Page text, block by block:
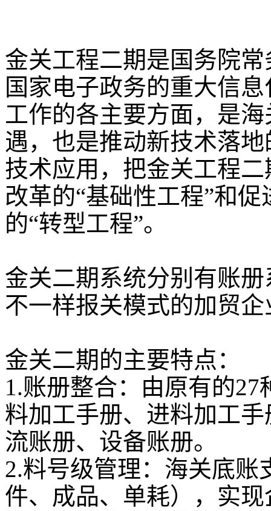
金关工程二期是国务院
国家电子政务的重大信
工作的各主要方面，是
遇，也是推动新技术落
技术应用，把金关工程
改革的“基础性工程”和
的“转型工程”。
金关二期系统分别有账
不一样报关模式的加贸
金关二期的主要特点：
1.账册整合：由原有的
料加工手册、进料加工
流账册、设备账册。
2.料号级管理：海关底账
件、成品、单耗），实